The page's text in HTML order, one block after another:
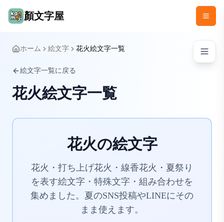
顏文字屋
ホーム 絵文字 花火絵文字一覧
絵文字一覧に戻る
花火絵文字一覧
花火の絵文字
花火・打ち上げ花火・線香花火・夏祭り
を表す絵文字・特殊文字・組み合わせを
集めました。夏のSNS投稿やLINEにその
まま使えます。